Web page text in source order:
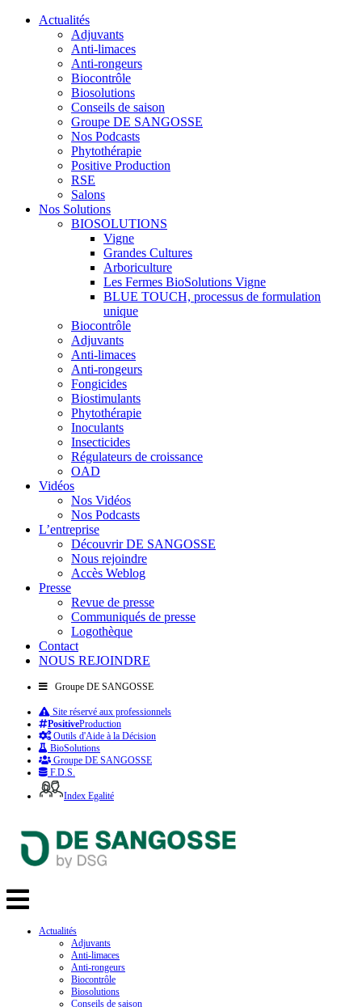
Actualités
Adjuvants
Anti-limaces
Anti-rongeurs
Biocontrôle
Biosolutions
Conseils de saison
Groupe DE SANGOSSE
Nos Podcasts
Phytothérapie
Positive Production
RSE
Salons
Nos Solutions
BIOSOLUTIONS
Vigne
Grandes Cultures
Arboriculture
Les Fermes BioSolutions Vigne
BLUE TOUCH, processus de formulation
unique
Biocontrôle
Adjuvants
Anti-limaces
Anti-rongeurs
Fongicides
Biostimulants
Phytothérapie
Inoculants
Insecticides
Régulateurs de croissance
OAD
Vidéos
Nos Vidéos
Nos Podcasts
L’entreprise
Découvrir DE SANGOSSE
Nous rejoindre
Accès Weblog
Presse
Revue de presse
Communiqués de presse
Logothèque
Contact
NOUS REJOINDRE
Groupe DE SANGOSSE
Site réservé aux professionnels
PositiveProduction
Outils d'Aide à la Décision
BioSolutions
Groupe DE SANGOSSE
F.D.S.
Index Egalité
Actualités
Adjuvants
Anti-limaces
Anti-rongeurs
Biocontrôle
Biosolutions
Conseils de saison